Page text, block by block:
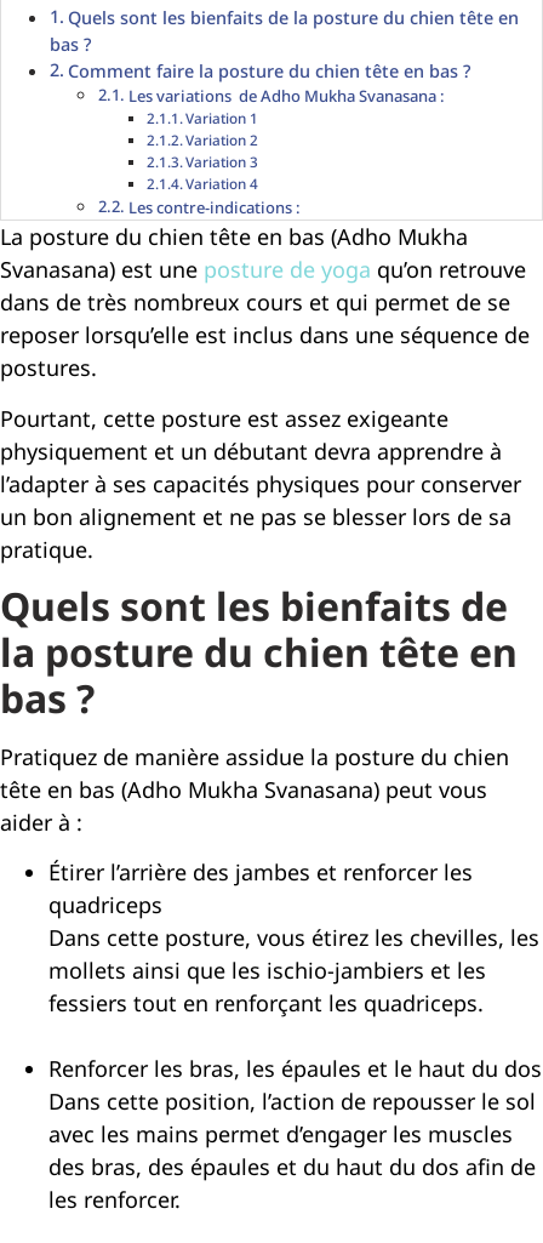
Quels sont les bienfaits de la posture du chien tête en
bas ?
Comment faire la posture du chien tête en bas ?
Les variations de Adho Mukha Svanasana :
Variation 1
Variation 2
Variation 3
Variation 4
Les contre-indications :
La posture du chien tête en bas (Adho Mukha
Svanasana) est une posture de yoga qu’on retrouve
dans de très nombreux cours et qui permet de se
reposer lorsqu’elle est inclus dans une séquence de
postures.
Pourtant, cette posture est assez exigeante
physiquement et un débutant devra apprendre à
l’adapter à ses capacités physiques pour conserver
un bon alignement et ne pas se blesser lors de sa
pratique.
Quels sont les bienfaits de
la posture du chien tête en
bas ?
Pratiquez de manière assidue la posture du chien
tête en bas (Adho Mukha Svanasana) peut vous
aider à :
Étirer l’arrière des jambes et renforcer les
quadriceps
Dans cette posture, vous étirez les chevilles, les
mollets ainsi que les ischio-jambiers et les
fessiers tout en renforçant les quadriceps.
Renforcer les bras, les épaules et le haut du dos
Dans cette position, l’action de repousser le sol
avec les mains permet d’engager les muscles
des bras, des épaules et du haut du dos afin de
les renforcer.